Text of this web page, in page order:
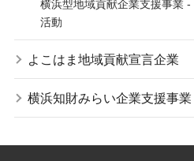
横浜型地域貢献企業支援事業
活動
よこはま地域貢献宣言企業
横浜知財みらい企業支援事業